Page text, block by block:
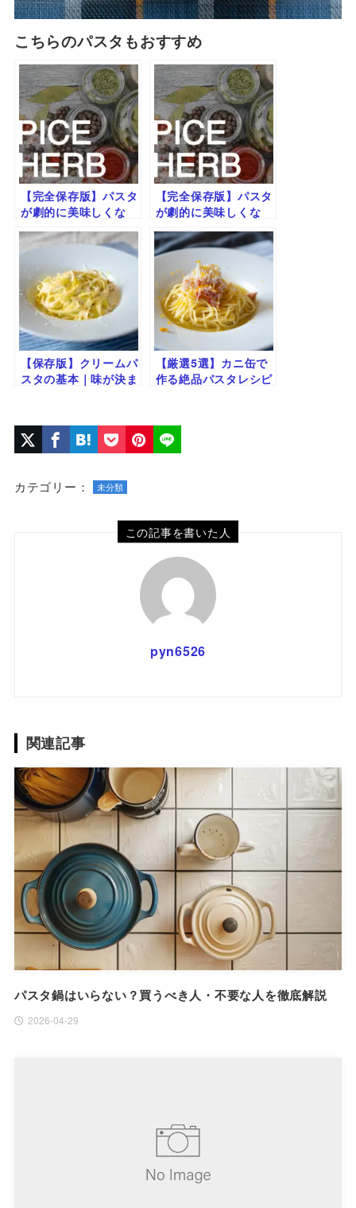
こちらのパスタもおすすめ
【完全保存版】パスタ
が劇的に美味しくな
る！スパイス＆ハーブ
活用ガイド（その２）
【完全保存版】パスタ
が劇的に美味しくな
る！スパイス＆ハーブ
活用ガイド（その1）
【保存版】クリームパ
スタの基本｜味が決ま
【厳選5選】カニ缶で
作る絶品パスタレシピ
カテゴリー： 未分類
この記事を書いた人
pyn6526
関連記事
パスタ鍋はいらない？買うべき人・不要な人を徹底解説
2026-04-29